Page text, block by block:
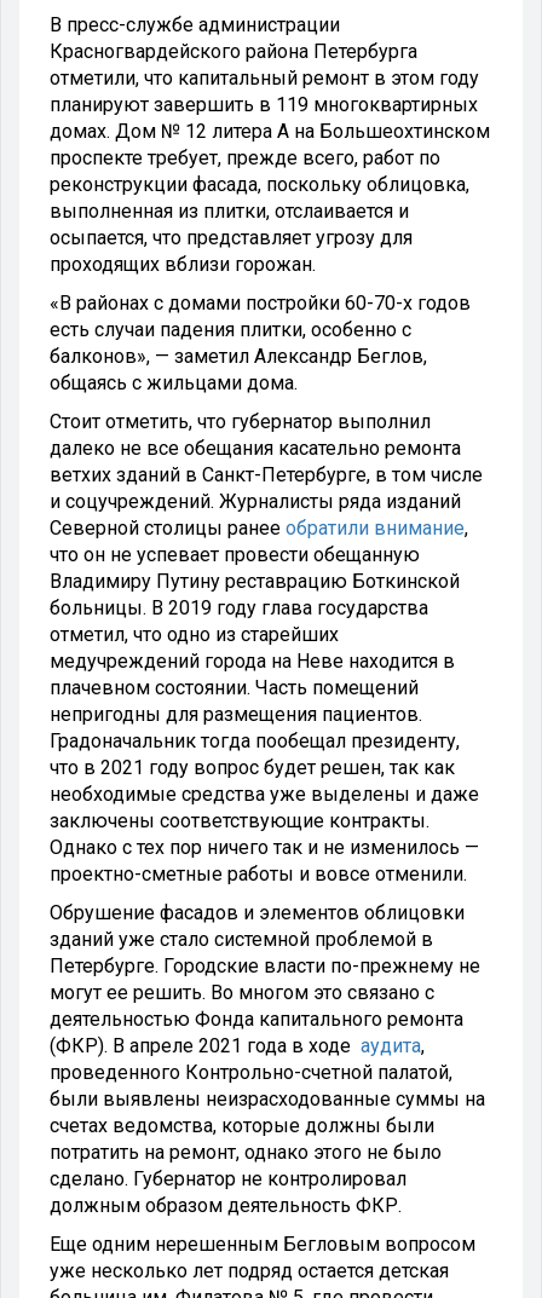
В пресс-службе администрации
Красногвардейского района Петербурга
отметили, что капитальный ремонт в этом году
планируют завершить в 119 многоквартирных
домах. Дом № 12 литера А на Большеохтинском
проспекте требует, прежде всего, работ по
реконструкции фасада, поскольку облицовка,
выполненная из плитки, отслаивается и
осыпается, что представляет угрозу для
проходящих вблизи горожан.
«В районах с домами постройки 60-70-х годов
есть случаи падения плитки, особенно с
балконов», — заметил Александр Беглов,
общаясь с жильцами дома.
Стоит отметить, что губернатор выполнил
далеко не все обещания касательно ремонта
ветхих зданий в Санкт-Петербурге, в том числе
и соцучреждений. Журналисты ряда изданий
Северной столицы ранее обратили внимание,
что он не успевает провести обещанную
Владимиру Путину реставрацию Боткинской
больницы. В 2019 году глава государства
отметил, что одно из старейших
медучреждений города на Неве находится в
плачевном состоянии. Часть помещений
непригодны для размещения пациентов.
Градоначальник тогда пообещал президенту,
что в 2021 году вопрос будет решен, так как
необходимые средства уже выделены и даже
заключены соответствующие контракты.
Однако с тех пор ничего так и не изменилось —
проектно-сметные работы и вовсе отменили.
Обрушение фасадов и элементов облицовки
зданий уже стало системной проблемой в
Петербурге. Городские власти по-прежнему не
могут ее решить. Во многом это связано с
деятельностью Фонда капитального ремонта
(ФКР). В апреле 2021 года в ходе аудита,
проведенного Контрольно-счетной палатой,
были выявлены неизрасходованные суммы на
счетах ведомства, которые должны были
потратить на ремонт, однако этого не было
сделано. Губернатор не контролировал
должным образом деятельность ФКР.
Еще одним нерешенным Бегловым вопросом
уже несколько лет подряд остается детская